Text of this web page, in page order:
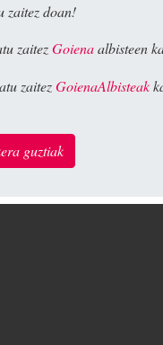
zaitez doan!
zaitezGoienaalbisteen
zaitezGoienaAlbisteak
guztiak